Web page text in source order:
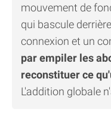
mouvement de
qui bascule
connexion et un
par empiler les
reconstituer ce
L'addition globale